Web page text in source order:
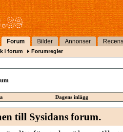
Forum Bilder Annonser
i forum Forumregler
Dagens inlägg
till Sysidans forum.